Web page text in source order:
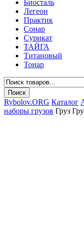
Биосталь
Легеон
Практик
Сонар
Сурикат
ТАЙГА
Титановый
Тонар
Rybolov.ORG Каталог
наборы грузов Груз